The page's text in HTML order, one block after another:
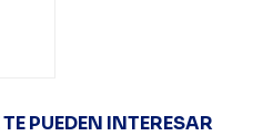
PUEDEN INTERESAR